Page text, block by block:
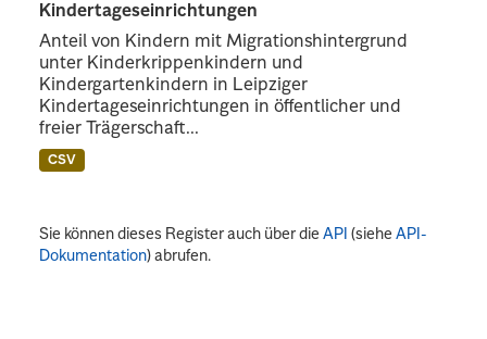
Kindertageseinrichtungen
Anteil von Kindern mit Migrationshintergrund
unter Kinderkrippenkindern und
Kindergartenkindern in Leipziger
Kindertageseinrichtungen in öffentlicher und
freier Trägerschaft...
CSV
Sie können dieses Register auch über dieAPI (sieheAPI-
Dokumentation) abrufen.